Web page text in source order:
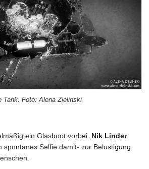
Tank. Foto: Alena Zielinski
ein Glasboot vorbei. Nik Linder
spontanes Selfie damit- zur Belustigung